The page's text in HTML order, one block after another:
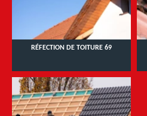
RÉFECTION DE TOITURE 69